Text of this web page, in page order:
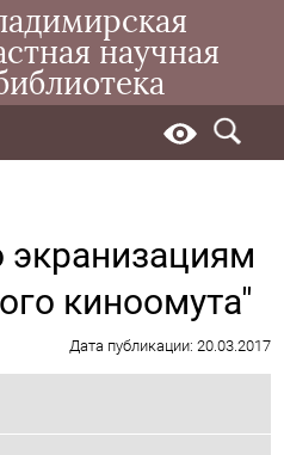
научная
экранизациям
киноомута"
Дата публикации: 20.03.2017